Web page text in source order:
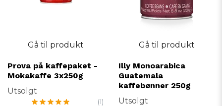
Gå til produkt
Prova på kaffepaket -
Mokakaffe 3x250g
Utsolgt
(1)
Gå til produkt
Illy Monoarabica
Guatemala
kaffebønner 250g
Utsolgt